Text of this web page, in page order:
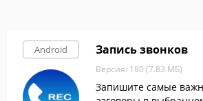
Android Запись звонков
Версия: 180 (7.83 МБ)
Запишите самые